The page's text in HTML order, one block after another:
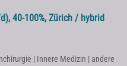
40-100%, Zürich / hybrid
| Innere Medizin | andere